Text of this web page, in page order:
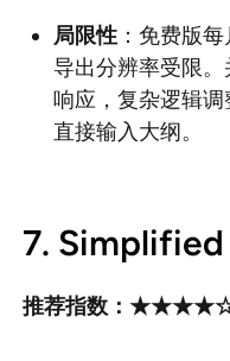
局限性：免费版每
导出分辨率受限
响应，复杂逻辑
直接输入大纲。
7.
推荐指数：